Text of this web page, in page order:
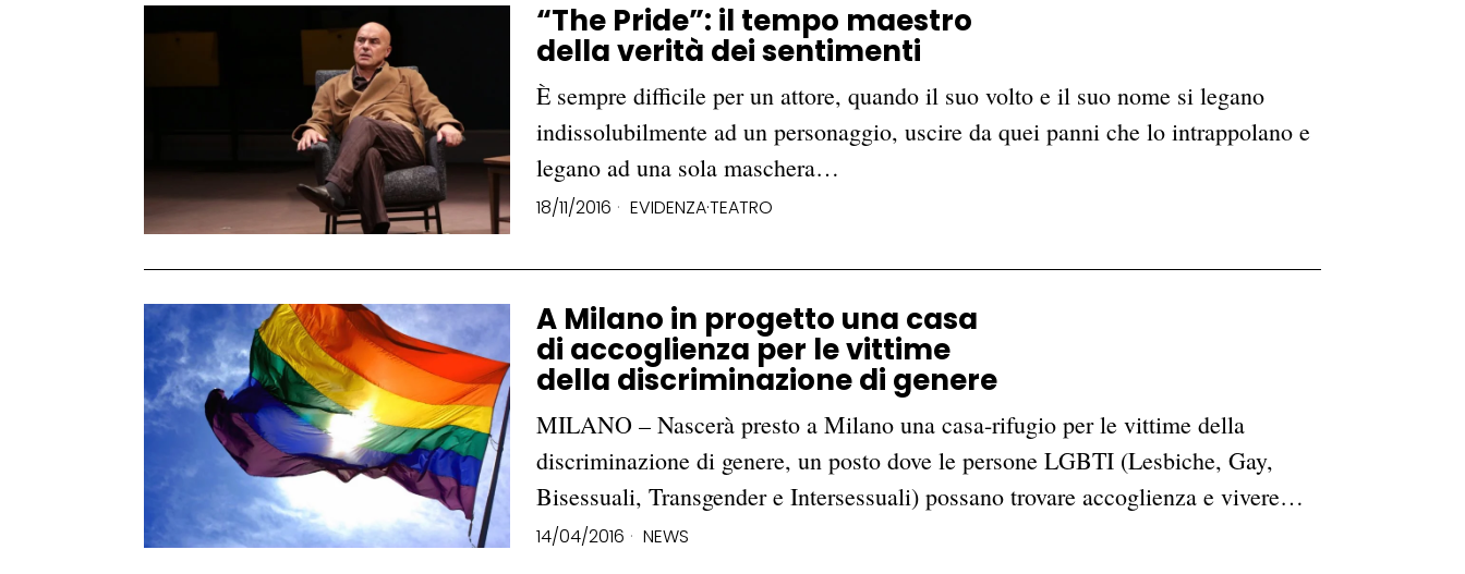
“The Pride”: il tempo maestro
della verità dei sentimenti
È sempre difficile per un attore, quando il suo volto e il suo nome si legano
indissolubilmente ad un personaggio, uscire da quei panni che lo intrappolano e
legano ad una sola maschera…
18/11/2016 EVIDENZA·TEATRO
A Milano in progetto una casa
di accoglienza per le vittime
della discriminazione di genere
MILANO – Nascerà presto a Milano una casa-rifugio per le vittime della
discriminazione di genere, un posto dove le persone LGBTI (Lesbiche, Gay,
Bisessuali, Transgender e Intersessuali) possano trovare accoglienza e vivere…
14/04/2016 NEWS